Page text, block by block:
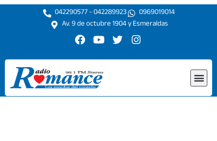
Ir
042290577 - 042289923
0969019014
Av. 9 de octubre 1904 y Esmeraldas
F
c
e
b
o
o
Y
u
t
u
b
e
T
i
r
I
s
r